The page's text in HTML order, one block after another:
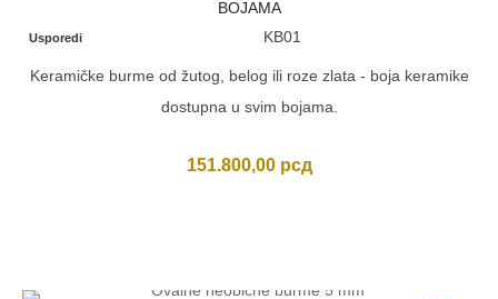
BOJAMA
Usporedi KB01
Keramičke burme od žutog, belog ili roze zlata - boja keramike
dostupna u svim bojama.
151.800,00 рсд